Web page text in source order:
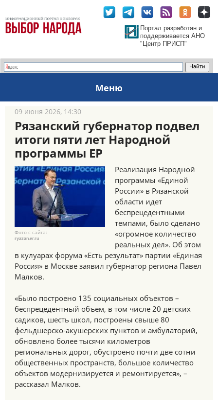
Портал разработан и
поддерживается АНО
"Центр ПРИСП"
Меню
09 июня 2026, 14:30
Рязанский губернатор подвел
итоги пяти лет Народной
программы ЕР
Фото с сайта:
ryazan.er.ru
Реализация Народной
программы «Единой
России» в Рязанской
области идет
беспрецедентными
темпами, было сделано
«огромное количество
реальных дел». Об этом
в кулуарах форума «Есть результат» партии «Единая
Россия» в Москве заявил губернатор региона Павел
Малков.
«Было построено 135 социальных объектов –
беспрецедентный объем, в том числе 20 детских
садиков, шесть школ, построены свыше 80
фельдшерско-акушерских пунктов и амбулаторий,
обновлено более тысячи километров
региональных дорог, обустроено почти две сотни
общественных пространств, большое количество
объектов модернизируется и ремонтируется», –
рассказал Малков.